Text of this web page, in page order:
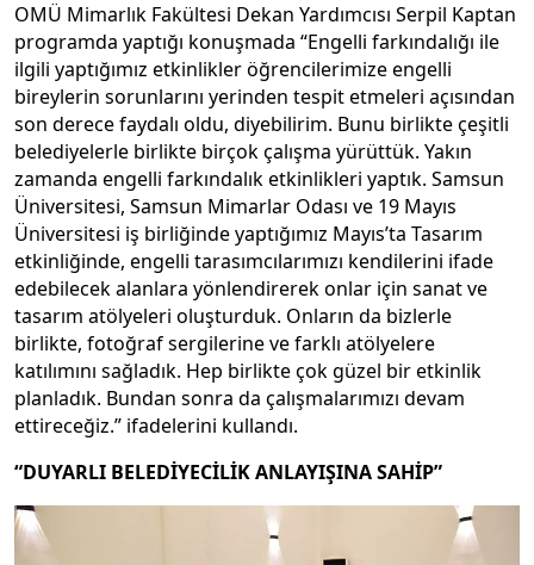
OMÜ Mimarlık Fakültesi Dekan Yardımcısı Serpil Kaptan
programda yaptığı konuşmada “Engelli farkındalığı ile
ilgili yaptığımız etkinlikler öğrencilerimize engelli
bireylerin sorunlarını yerinden tespit etmeleri açısından
son derece faydalı oldu, diyebilirim. Bunu birlikte çeşitli
belediyelerle birlikte birçok çalışma yürüttük. Yakın
zamanda engelli farkındalık etkinlikleri yaptık. Samsun
Üniversitesi, Samsun Mimarlar Odası ve 19 Mayıs
Üniversitesi iş birliğinde yaptığımız Mayıs’ta Tasarım
etkinliğinde, engelli tarasımcılarımızı kendilerini ifade
edebilecek alanlara yönlendirerek onlar için sanat ve
tasarım atölyeleri oluşturduk. Onların da bizlerle
birlikte, fotoğraf sergilerine ve farklı atölyelere
katılımını sağladık. Hep birlikte çok güzel bir etkinlik
planladık. Bundan sonra da çalışmalarımızı devam
ettireceğiz.” ifadelerini kullandı.
“DUYARLI BELEDİYECİLİK ANLAYIŞINA SAHİP”